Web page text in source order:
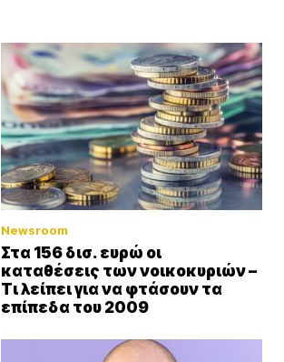
Newsroom
Στα 156 δισ. ευρώ οι
καταθέσεις των νοικοκυριών –
Τι λείπει για να φτάσουν τα
επίπεδα του 2009